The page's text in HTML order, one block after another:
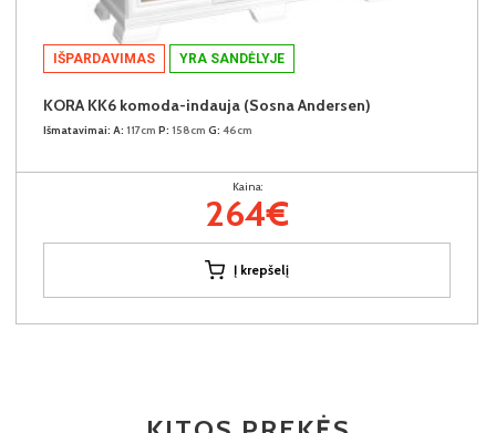
IŠPARDAVIMAS YRA SANDĖLYJE
KORA KK6 komoda-indauja (Sosna Andersen)
Išmatavimai: A: 117cm P: 158cm G: 46cm
Kaina:
264€
Į krepšelį